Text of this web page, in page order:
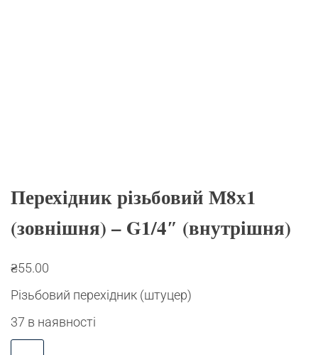
Перехідник різьбовий М8х1
(зовнішня) – G1/4″ (внутрішня)
₴55.00
Різьбовий перехідник (штуцер)
37 в наявності